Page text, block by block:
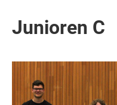
Junioren C